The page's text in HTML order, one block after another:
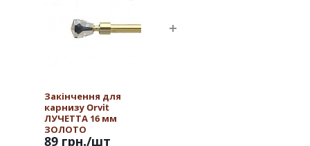
Закінчення для
карнизу Orvit
ЛУЧЕТТА 16 мм
ЗОЛОТО
89 грн./шт